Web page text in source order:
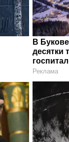
В
десятки
Реклама